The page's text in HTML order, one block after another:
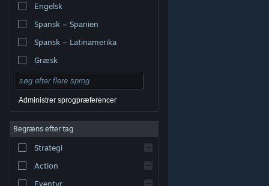
varemærker tilhører deres respektive indehavere i USA
Tilgængelighed
Refunderinger|
Engelsk
Spansk – Spanien
Spansk – Latinamerika
Græsk
Administrer sprogpræferencer
Begræns efter tag
Strategi
Action
Eventyr